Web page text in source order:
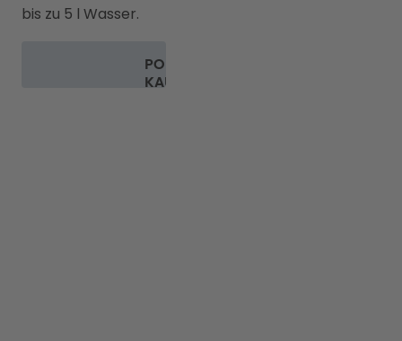
bis zu 5 l Wasser.
PODS
KAUFEN